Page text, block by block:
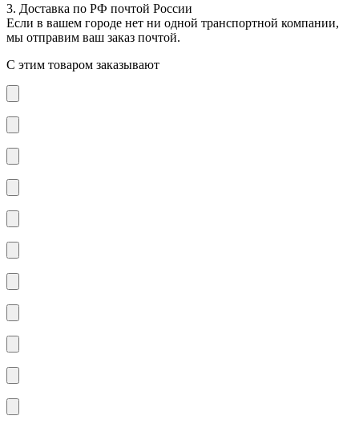
3. Доставка по РФ почтой России
Если в вашем городе нет ни одной транспортной компании,
мы отправим ваш заказ почтой.
С этим товаром заказывают